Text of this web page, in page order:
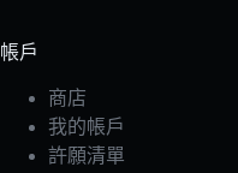
帳戶
商店
我的帳戶
許願清單